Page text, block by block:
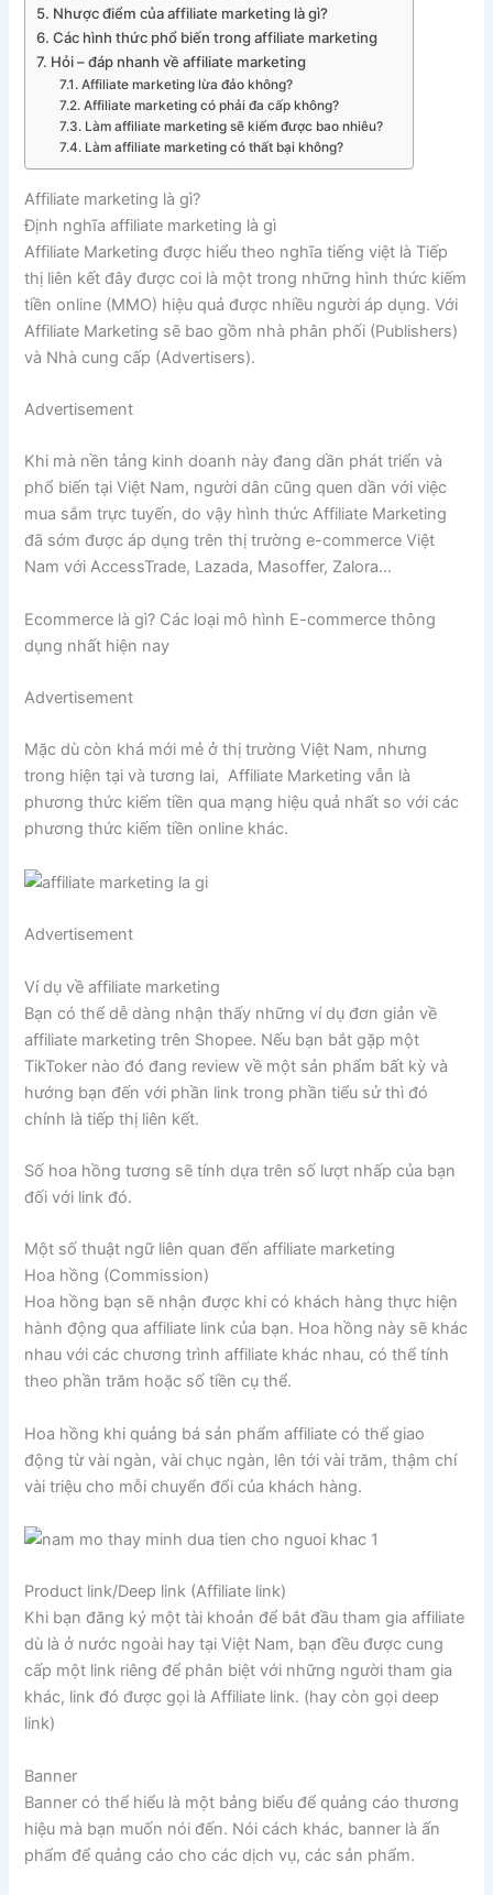
Nhược điểm của affiliate marketing là gì?
Các hình thức phổ biến trong affiliate marketing
Hỏi – đáp nhanh về affiliate marketing
Affiliate marketing lừa đảo không?
Affiliate marketing có phải đa cấp không?
Làm affiliate marketing sẽ kiếm được bao nhiêu?
Làm affiliate marketing có thất bại không?
Affiliate marketing là gì?
Định nghĩa affiliate marketing là gì
Affiliate Marketing được hiểu theo nghĩa tiếng việt là Tiếp
thị liên kết đây được coi là một trong những hình thức kiếm
tiền online (MMO) hiệu quả được nhiều người áp dụng. Với
Affiliate Marketing sẽ bao gồm nhà phân phối (Publishers)
và Nhà cung cấp (Advertisers).
Advertisement
Khi mà nền tảng kinh doanh này đang dần phát triển và
phổ biến tại Việt Nam, người dân cũng quen dần với việc
mua sắm trực tuyến, do vậy hình thức Affiliate Marketing
đã sớm được áp dụng trên thị trường e-commerce Việt
Nam với AccessTrade, Lazada, Masoffer, Zalora…
Ecommerce là gì? Các loại mô hình E-commerce thông
dụng nhất hiện nay
Advertisement
Mặc dù còn khá mới mẻ ở thị trường Việt Nam, nhưng
trong hiện tại và tương lai, Affiliate Marketing vẫn là
phương thức kiếm tiền qua mạng hiệu quả nhất so với các
phương thức kiếm tiền online khác.
Advertisement
Ví dụ về affiliate marketing
Bạn có thể dễ dàng nhận thấy những ví dụ đơn giản về
affiliate marketing trên Shopee. Nếu bạn bắt gặp một
TikToker nào đó đang review về một sản phẩm bất kỳ và
hướng bạn đến với phần link trong phần tiểu sử thì đó
chính là tiếp thị liên kết.
Số hoa hồng tương sẽ tính dựa trên số lượt nhấp của bạn
đối với link đó.
Một số thuật ngữ liên quan đến affiliate marketing
Hoa hồng (Commission)
Hoa hồng bạn sẽ nhận được khi có khách hàng thực hiện
hành động qua affiliate link của bạn. Hoa hồng này sẽ khác
nhau với các chương trình affiliate khác nhau, có thể tính
theo phần trăm hoặc số tiền cụ thể.
Hoa hồng khi quảng bá sản phẩm affiliate có thể giao
động từ vài ngàn, vài chục ngàn, lên tới vài trăm, thậm chí
vài triệu cho mỗi chuyển đổi của khách hàng.
Product link/Deep link (Affiliate link)
Khi bạn đăng ký một tài khoản để bắt đầu tham gia affiliate
dù là ở nước ngoài hay tại Việt Nam, bạn đều được cung
cấp một link riêng để phân biệt với những người tham gia
khác, link đó được gọi là Affiliate link. (hay còn gọi deep
link)
Banner
Banner có thể hiểu là một bảng biểu để quảng cáo thương
hiệu mà bạn muốn nói đến. Nói cách khác, banner là ấn
phẩm để quảng cáo cho các dịch vụ, các sản phẩm.